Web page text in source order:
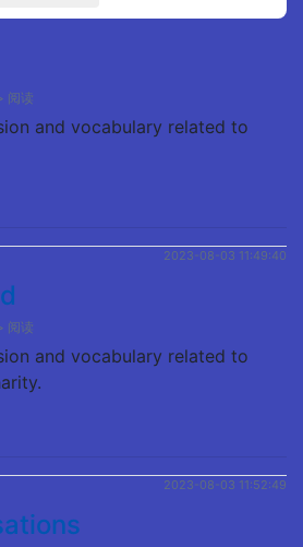
阅读
and vocabulary related to
2023-08-03 11:49:40
阅读
and vocabulary related to
2023-08-03 11:52:49